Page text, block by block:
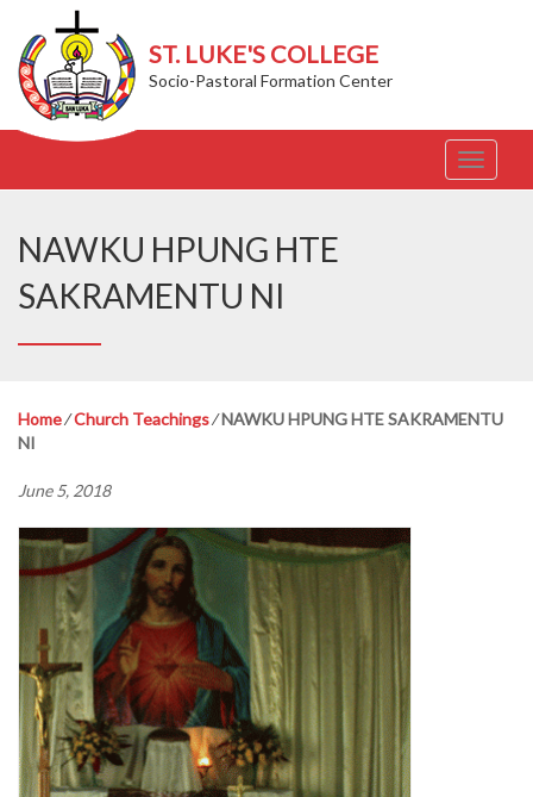
ST. LUKE'S COLLEGE
Socio-Pastoral Formation Center
T
o
a
NAWKU HPUNG HTE
SAKRAMENTU NI
Home⁄Church Teachings⁄NAWKU HPUNG HTE SAKRAMENTU
NI
June 5, 2018